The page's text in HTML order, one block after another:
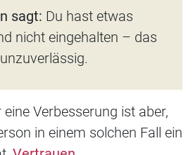
sagt: Du hast etwas
nicht eingehalten – das
Verbesserung ist aber,
in einem solchen Fall ein